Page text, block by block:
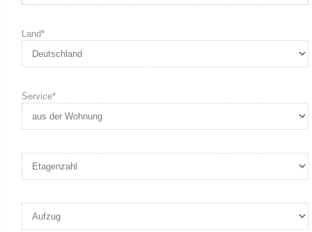
Land*
Service*